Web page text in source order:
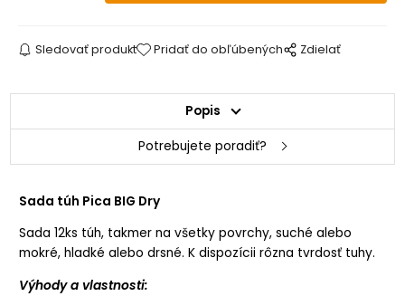
Sledovať produkt Pridať do obľúbených Zdielať
Popis
Potrebujete poradiť?
Sada túh Pica BIG Dry
Sada 12ks túh, takmer na všetky povrchy, suché alebo
mokré, hladké alebo drsné. K dispozícii rôzna tvrdosť tuhy.
Výhody a vlastnosti: